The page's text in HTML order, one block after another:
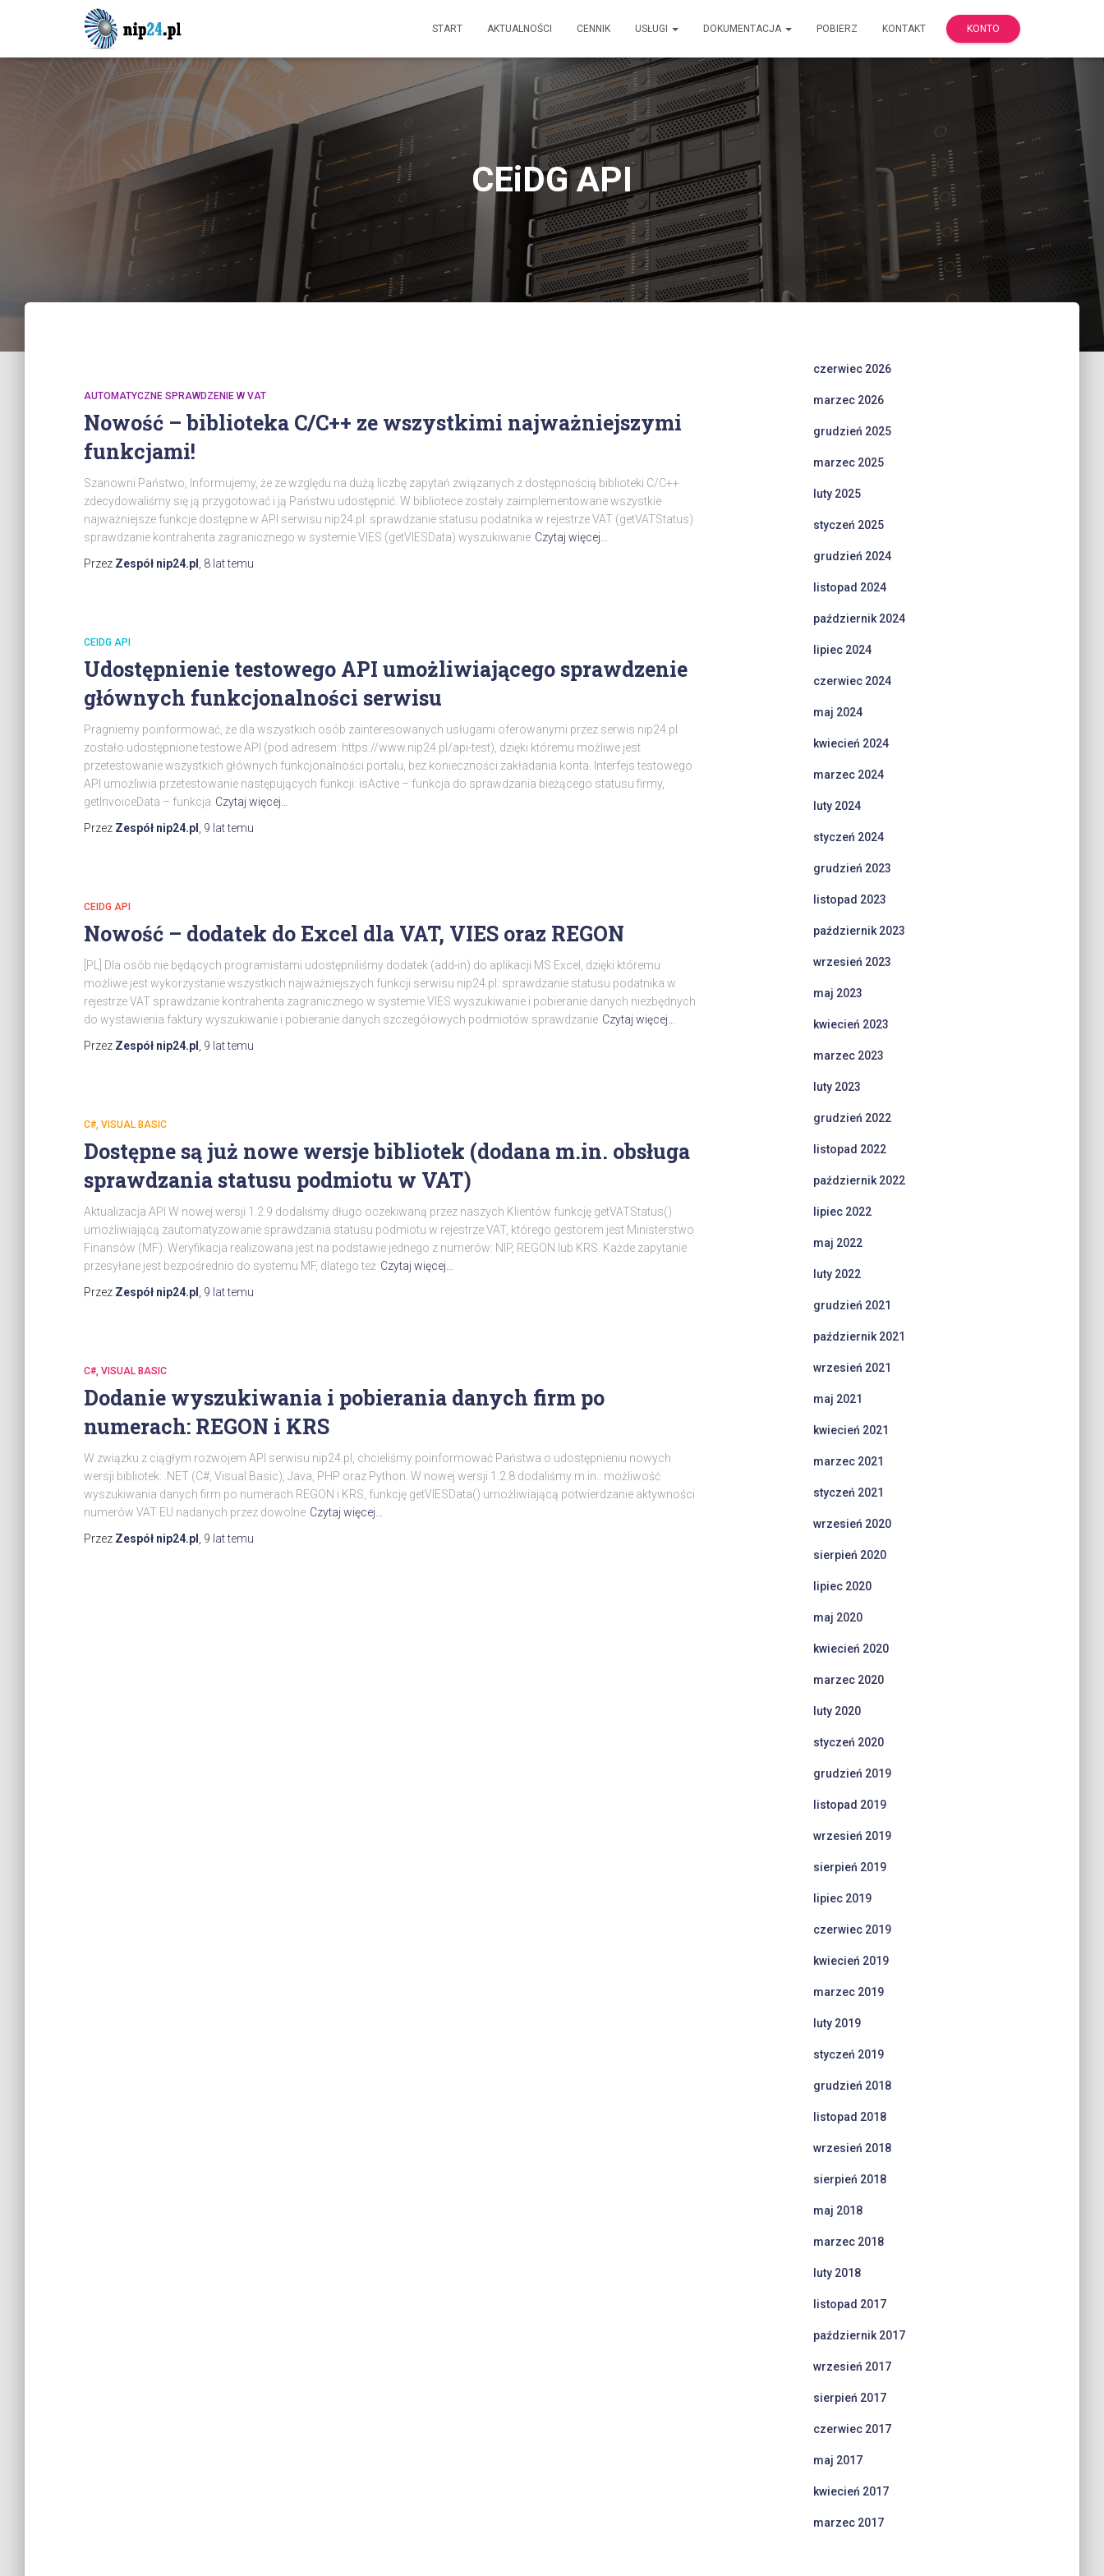
START AKTUALNOŚCI CENNIK USŁUGI DOKUMENTACJA POBIERZ KONTAKT KONTO
CEiDG API
AUTOMATYCZNE SPRAWDZENIE W VAT
Nowość – biblioteka C/C++ ze wszystkimi najważniejszymi
funkcjami!
Szanowni Państwo, Informujemy, że ze względu na dużą liczbę zapytań związanych z dostępnością biblioteki C/C++
zdecydowaliśmy się ją przygotować i ją Państwu udostępnić. W bibliotece zostały zaimplementowane wszystkie
najważniejsze funkcje dostępne w API serwisu nip24.pl: sprawdzanie statusu podatnika w rejestrze VAT (getVATStatus)
sprawdzanie kontrahenta zagranicznego w systemie VIES (getVIESData) wyszukiwanie Czytaj więcej…
Przez Zespół nip24.pl 8 lattemu
CEIDG API
Udostępnienie testowego API umożliwiającego sprawdzenie
głównych funkcjonalności serwisu
Pragniemy poinformować, że dla wszystkich osób zainteresowanych usługami oferowanymi przez serwis nip24.pl
zostało udostępnione testowe API (pod adresem: https://www.nip24.pl/api-test), dzięki któremu możliwe jest
przetestowanie wszystkich głównych funkcjonalności portalu, bez konieczności zakładania konta. Interfejs testowego
API umożliwia przetestowanie następujących funkcji: isActive – funkcja do sprawdzania bieżącego statusu firmy,
getInvoiceData – funkcja Czytaj więcej…
Przez Zespół nip24.pl 9 lattemu
CEIDG API
Nowość – dodatek do Excel dla VAT, VIES oraz REGON
[PL] Dla osób nie będących programistami udostępniliśmy dodatek (add-in) do aplikacji MS Excel, dzięki któremu
możliwe jest wykorzystanie wszystkich najważniejszych funkcji serwisu nip24.pl: sprawdzanie statusu podatnika w
rejestrze VAT sprawdzanie kontrahenta zagranicznego w systemie VIES wyszukiwanie i pobieranie danych niezbędnych
do wystawienia faktury wyszukiwanie i pobieranie danych szczegółowych podmiotów sprawdzanie Czytaj więcej…
Przez Zespół nip24.pl 9 lattemu
C#, VISUAL BASIC
Dostępne są już nowe wersje bibliotek (dodana m.in. obsługa
sprawdzania statusu podmiotu w VAT)
Aktualizacja API W nowej wersji 1.2.9 dodaliśmy długo oczekiwaną przez naszych Klientów funkcję getVATStatus()
umożliwiającą zautomatyzowanie sprawdzania statusu podmiotu w rejestrze VAT, którego gestorem jest Ministerstwo
Finansów (MF). Weryfikacja realizowana jest na podstawie jednego z numerów: NIP, REGON lub KRS. Każde zapytanie
przesyłane jest bezpośrednio do systemu MF, dlatego też Czytaj więcej…
Przez Zespół nip24.pl 9 lattemu
C#, VISUAL BASIC
Dodanie wyszukiwania i pobierania danych firm po
numerach: REGON i KRS
W związku z ciągłym rozwojem API serwisu nip24.pl, chcieliśmy poinformować Państwa o udostępnieniu nowych
wersji bibliotek: .NET (C#, Visual Basic), Java, PHP oraz Python. W nowej wersji 1.2.8 dodaliśmy m.in.: możliwość
wyszukiwania danych firm po numerach REGON i KRS, funkcję getVIESData() umożliwiającą potwierdzanie aktywności
numerów VAT EU nadanych przez dowolne Czytaj więcej…
Przez Zespół nip24.pl 9 lattemu
czerwiec 2026
marzec 2026
grudzień 2025
marzec 2025
luty 2025
styczeń 2025
grudzień 2024
listopad 2024
październik 2024
lipiec 2024
czerwiec 2024
maj 2024
kwiecień 2024
marzec 2024
luty 2024
styczeń 2024
grudzień 2023
listopad 2023
październik 2023
wrzesień 2023
maj 2023
kwiecień 2023
marzec 2023
luty 2023
grudzień 2022
listopad 2022
październik 2022
lipiec 2022
maj 2022
luty 2022
grudzień 2021
październik 2021
wrzesień 2021
maj 2021
kwiecień 2021
marzec 2021
styczeń 2021
wrzesień 2020
sierpień 2020
lipiec 2020
maj 2020
kwiecień 2020
marzec 2020
luty 2020
styczeń 2020
grudzień 2019
listopad 2019
wrzesień 2019
sierpień 2019
lipiec 2019
czerwiec 2019
kwiecień 2019
marzec 2019
luty 2019
styczeń 2019
grudzień 2018
listopad 2018
wrzesień 2018
sierpień 2018
maj 2018
marzec 2018
luty 2018
listopad 2017
październik 2017
wrzesień 2017
sierpień 2017
czerwiec 2017
maj 2017
kwiecień 2017
marzec 2017